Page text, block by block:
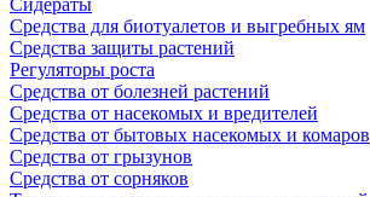
Сидераты
Средства для биотуалетов и выгребных ям
Средства защиты растений
Регуляторы роста
Средства от болезней растений
Средства от насекомых и вредителей
Средства от бытовых насекомых и комаров
Средства от грызунов
Средства от сорняков